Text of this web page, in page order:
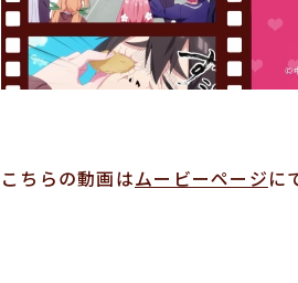
こちらの動画はムービーページに